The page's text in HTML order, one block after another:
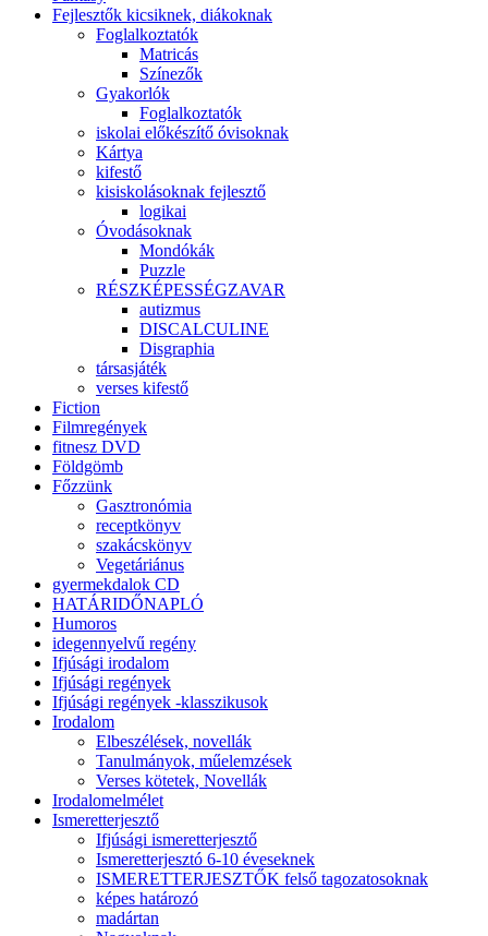
Fejlesztők kicsiknek, diákoknak
Foglalkoztatók
Matricás
Színezők
Gyakorlók
Foglalkoztatók
iskolai előkészítő óvisoknak
Kártya
kifestő
kisiskolásoknak fejlesztő
logikai
Óvodásoknak
Mondókák
Puzzle
RÉSZKÉPESSÉGZAVAR
autizmus
DISCALCULINE
Disgraphia
társasjáték
verses kifestő
Fiction
Filmregények
fitnesz DVD
Földgömb
Főzzünk
Gasztronómia
receptkönyv
szakácskönyv
Vegetáriánus
gyermekdalok CD
HATÁRIDŐNAPLÓ
Humoros
idegennyelvű regény
Ifjúsági irodalom
Ifjúsági regények
Ifjúsági regények -klasszikusok
Irodalom
Elbeszélések, novellák
Tanulmányok, műelemzések
Verses kötetek, Novellák
Irodalomelmélet
Ismeretterjesztő
Ifjúsági ismeretterjesztő
Ismeretterjesztó 6-10 éveseknek
ISMERETTERJESZTŐK felső tagozatosoknak
képes határozó
madártan